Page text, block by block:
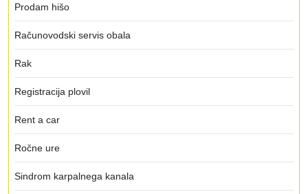
Prodam hišo
Računovodski servis obala
Rak
Registracija plovil
Rent a car
Ročne ure
Sindrom karpalnega kanala